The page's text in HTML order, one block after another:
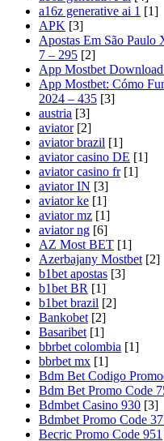
a16z generative ai 1 [1]
APK [3]
Apostas Em São Paulo
7 – 295 [2]
App Mostbet
App Mostbet: Cómo
2024 – 435 [3]
austria [3]
aviator [2]
aviator brazil [1]
aviator casino DE [1]
aviator casino fr [1]
aviator IN [3]
aviator ke [1]
aviator mz [1]
aviator ng [6]
AZ Most BET [1]
Azerbajany Mostbet [2]
b1bet apostas [3]
b1bet BR [1]
b1bet brazil [2]
Bankobet [2]
Basaribet [1]
bbrbet colombia [1]
bbrbet mx [1]
Bdm Bet Codigo
Bdm Bet Promo Code
Bdmbet Casino 930 [3]
Bdmbet Promo Code
Becric Promo Code 951